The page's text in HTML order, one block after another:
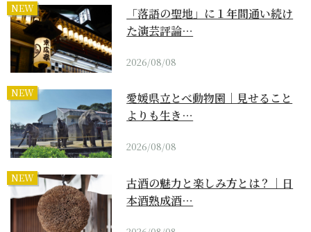
NEW
「落語の聖地」に１年間通い続け
た演芸評論…
2026/08/08
NEW
愛媛県立とべ動物園｜見せること
よりも生き…
2026/08/08
NEW
古酒の魅力と楽しみ方とは？｜日
本酒熟成酒…